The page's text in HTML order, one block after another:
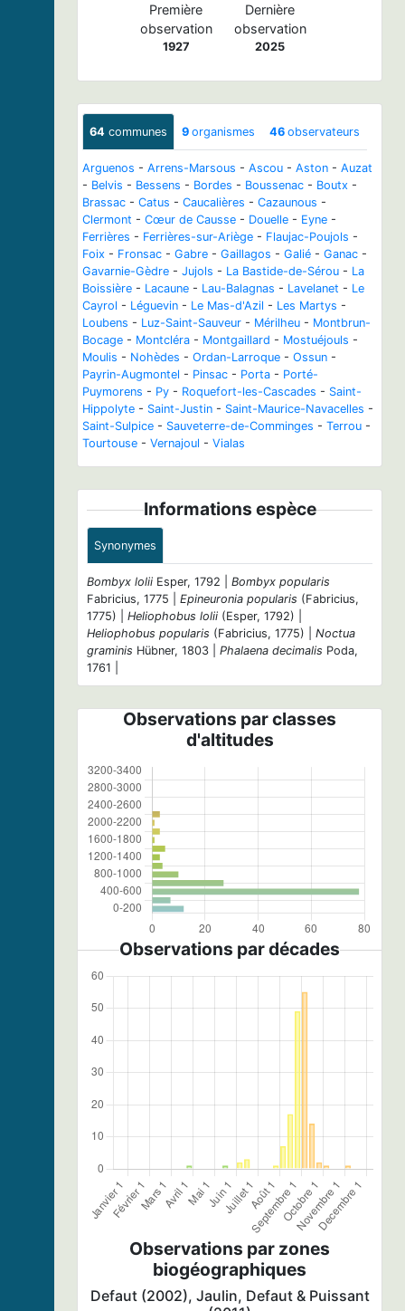
Première
observation
1927
Dernière
observation
2025
64 communes 9 organismes 46 observateurs
Arguenos - Arrens-Marsous - Ascou - Aston - Auzat
- Belvis - Bessens - Bordes - Boussenac - Boutx -
Brassac - Catus - Caucalières - Cazaunous -
Clermont - Cœur de Causse - Douelle - Eyne -
Ferrières - Ferrières-sur-Ariège - Flaujac-Poujols -
Foix - Fronsac - Gabre - Gaillagos - Galié - Ganac -
Gavarnie-Gèdre - Jujols - La Bastide-de-Sérou - La
Boissière - Lacaune - Lau-Balagnas - Lavelanet - Le
Cayrol - Léguevin - Le Mas-d'Azil - Les Martys -
Loubens - Luz-Saint-Sauveur - Mérilheu - Montbrun-
Bocage - Montcléra - Montgaillard - Mostuéjouls -
Moulis - Nohèdes - Ordan-Larroque - Ossun -
Payrin-Augmontel - Pinsac - Porta - Porté-
Puymorens - Py - Roquefort-les-Cascades - Saint-
Hippolyte - Saint-Justin - Saint-Maurice-Navacelles -
Saint-Sulpice - Sauveterre-de-Comminges - Terrou -
Tourtouse - Vernajoul - Vialas
Informations espèce
Synonymes
Bombyx lolii Esper, 1792 | Bombyx popularis
Fabricius, 1775 | Epineuronia popularis (Fabricius,
1775) | Heliophobus lolii (Esper, 1792) |
Heliophobus popularis (Fabricius, 1775) | Noctua
graminis Hübner, 1803 | Phalaena decimalis Poda,
1761 |
Observations par classes
d'altitudes
Observations par décades
Observations par zones
biogéographiques
Defaut (2002), Jaulin, Defaut & Puissant